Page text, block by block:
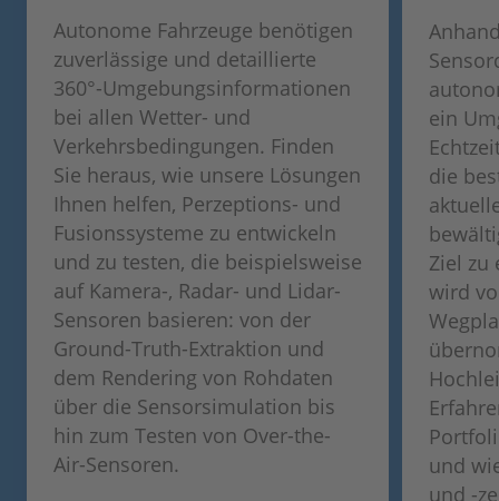
Autonome Fahrzeuge benötigen
zuverlässige und detaillierte
360°-Umgebungsinformationen
bei allen Wetter- und
Verkehrsbedingungen. Finden
Sie heraus, wie unsere Lösungen
Ihnen helfen, Perzeptions- und
Fusionssysteme zu entwickeln
und zu testen, die beispielsweise
auf Kamera-, Radar- und Lidar-
Sensoren basieren: von der
Ground-Truth-Extraktion und
dem Rendering von Rohdaten
über die Sensorsimulation bis
hin zum Testen von Over-the-
Air-Sensoren.
ein
die
Ziel zu
wird
und
und -